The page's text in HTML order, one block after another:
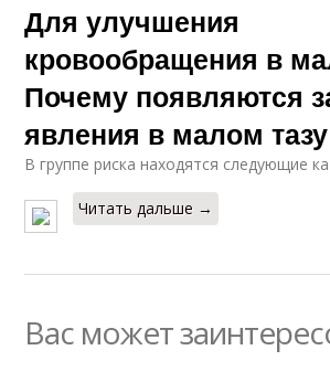
Для улучшения
кровообращения в
Почему появляются
явления в малом тазу
В группе риска находятся следующие
Читать дальше →
Вас может